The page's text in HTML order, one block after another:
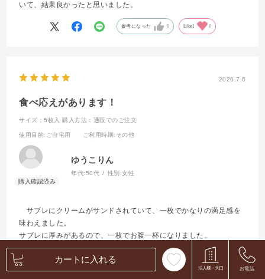
いて、結果良かったと思いました。
参考になった 0 Like! 0
2026.7.6
食べ応えがあります！
サイズ：5枚入 購入方法：通販でのご注文
使用目的:ご自宅用 ご利用時期:その他
ゆうこりん
年代:50代 性別:女性
サブレにクリームがサンドされていて、一枚でかなりの満足感を
味わえました。
サブレに厚みがあるので、一枚でお腹一杯になりました。
0 Like! 0
カートに入れる
法人様・大口 お電話